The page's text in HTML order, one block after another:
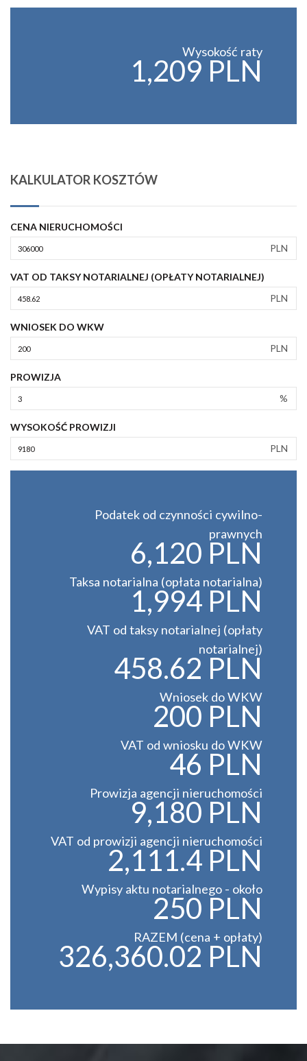
Wysokość raty
1,209 PLN
KALKULATOR KOSZTÓW
CENA NIERUCHOMOŚCI
PLN
VAT OD TAKSY NOTARIALNEJ (OPŁATY NOTARIALNEJ)
PLN
WNIOSEK DO WKW
PLN
PROWIZJA
%
WYSOKOŚĆ PROWIZJI
PLN
Podatek od czynności cywilno-
prawnych
6,120 PLN
Taksa notarialna (opłata notarialna)
1,994 PLN
VAT od taksy notarialnej (opłaty
notarialnej)
458.62 PLN
Wniosek do WKW
200 PLN
VAT od wniosku do WKW
46 PLN
Prowizja agencji nieruchomości
9,180 PLN
VAT od prowizji agencji nieruchomości
2,111.4 PLN
Wypisy aktu notarialnego - około
250 PLN
RAZEM (cena + opłaty)
326,360.02 PLN